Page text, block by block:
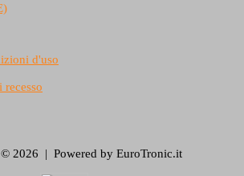
d'uso
recesso
2026 | Powered by EuroTronic.it